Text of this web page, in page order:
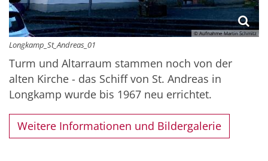
© Aufnahme Martin Schmitz
Longkamp_St_Andreas_01
Turm und Altarraum stammen noch von der
alten Kirche - das Schiff von St. Andreas in
Longkamp wurde bis 1967 neu errichtet.
Weitere Informationen und Bildergalerie